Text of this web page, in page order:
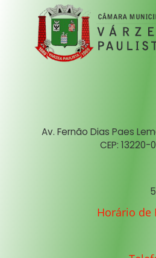
Av. Fernão Dias Paes
CEP:
Horário de